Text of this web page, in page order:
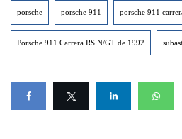
porsche porsche 911 porsche 911
Porsche 911 Carrera RS N/GT de 1992